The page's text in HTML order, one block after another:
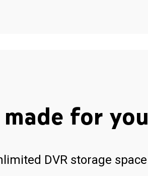
for you
DVR storage space